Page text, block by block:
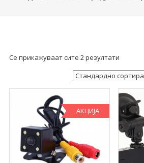
Се прикажуваат сите 2 резултати
АКЦИЈА